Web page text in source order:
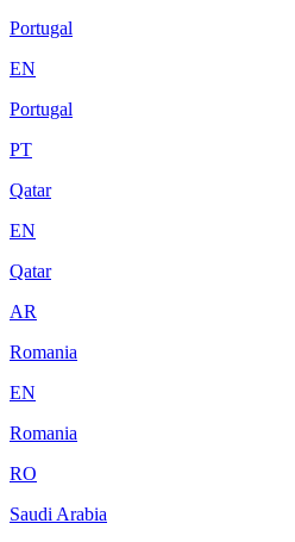
Portugal
EN
Portugal
PT
Qatar
EN
Qatar
AR
Romania
EN
Romania
RO
Saudi Arabia